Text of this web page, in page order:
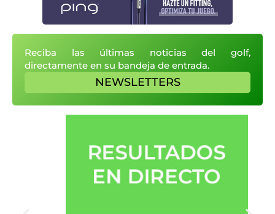
Reciba las últimas noticias del golf,
directamente en su bandeja de entrada.
NEWSLETTERS